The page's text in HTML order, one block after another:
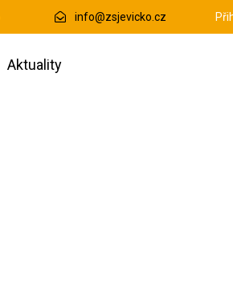
info@zsjevicko.cz
Aktuality